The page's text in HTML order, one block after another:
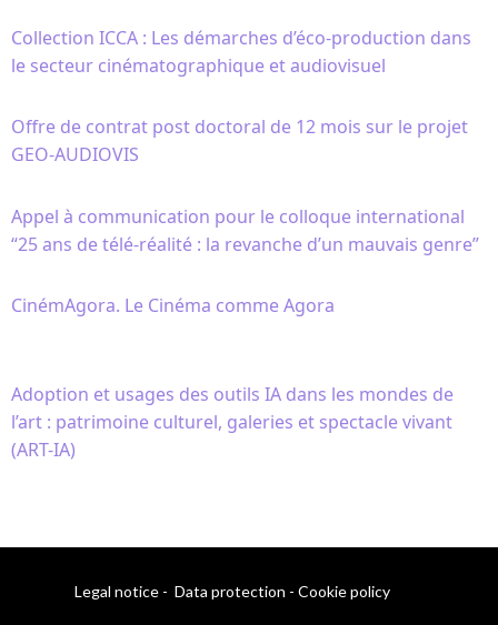
Collection ICCA : Les démarches d’éco-production dans
le secteur cinématographique et audiovisuel
Offre de contrat post doctoral de 12 mois sur le projet
GEO-AUDIOVIS
Appel à communication pour le colloque international
“25 ans de télé-réalité : la revanche d’un mauvais genre”
CinémAgora. Le Cinéma comme Agora
Adoption et usages des outils IA dans les mondes de
l’art : patrimoine culturel, galeries et spectacle vivant
(ART-IA)
Legal notice - Data protection - Cookie policy